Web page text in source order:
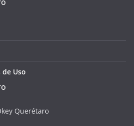
Uso
Querétaro